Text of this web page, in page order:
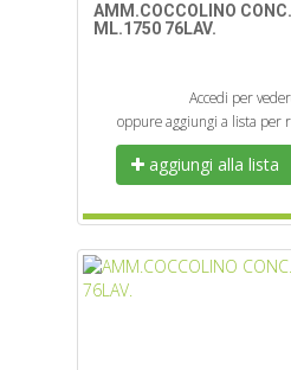
AMM.COCCOLINO
ML.1750 76LAV.
Accedi per
oppure aggiungi a lista per
aggiungi alla lista